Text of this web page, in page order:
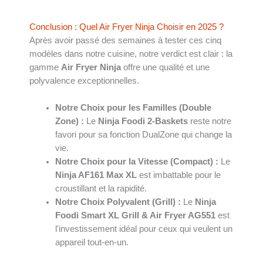
Conclusion : Quel Air Fryer Ninja Choisir en 2025 ?
Après avoir passé des semaines à tester ces cinq
modèles dans notre cuisine, notre verdict est clair : la
gamme Air Fryer Ninja offre une qualité et une
polyvalence exceptionnelles.
Notre Choix pour les Familles (Double
Zone) : Le Ninja Foodi 2-Basketsreste notre
favori pour sa fonction DualZone qui change la
vie.
Notre Choix pour la Vitesse (Compact) : Le
Ninja AF161 Max XLest imbattable pour le
croustillant et la rapidité.
Notre Choix Polyvalent (Grill) : Le Ninja
Foodi Smart XL Grill & Air Fryer AG551est
l'investissement idéal pour ceux qui veulent un
appareil tout-en-un.